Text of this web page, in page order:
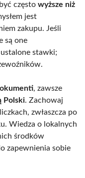
często wyższe niż
jest
zakupu. Jeśli
są one
stawki;
, zawsze
Polski. Zachowaj
zwłaszcza po
Wiedza o lokalnych
środków
zapewnienia sobie